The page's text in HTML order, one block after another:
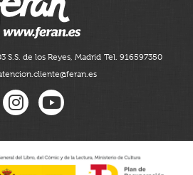
S.S. de los Reyes, Madrid Tel. 916597350